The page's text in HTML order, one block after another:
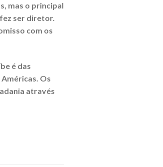
mas o principal
ser diretor.
com os
é das
Os
através